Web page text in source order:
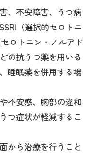
、不安障害、うつ病
（選択的セロトニ
ロトニン・ノルアド
の抗うつ薬を用いる
睡眠薬を併用する場
不安感、胸部の違和
つ症状が軽減するこ
から治療を行うこと